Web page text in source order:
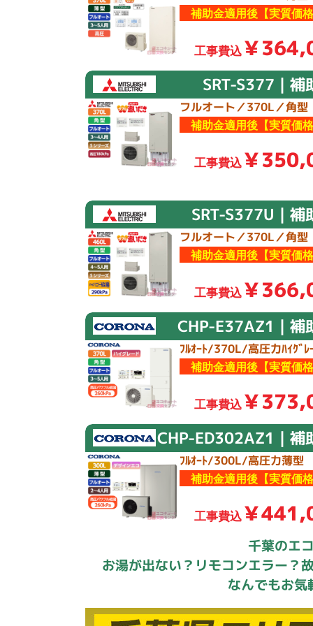
補助金適用後【実質価
工事費込￥
SRT-S377｜補
フルオート／370L／角型
補助金適用後【実質価
工事費込￥
SRT-S377U｜補
フルオート／370L／角型
補助金適用後【実質価
工事費込￥
CHP-E37AZ1｜補
ﾌﾙｵｰﾄ/370L/高圧力ﾊｲｸﾞﾚ
補助金適用後【実質価
工事費込￥
CHP-ED302AZ1｜補
ﾌﾙｵｰﾄ/300L/高圧力薄型
補助金適用後【実質価
工事費込￥
千葉のエ
お湯が出ない？リモコンエラー？
なんでもお気